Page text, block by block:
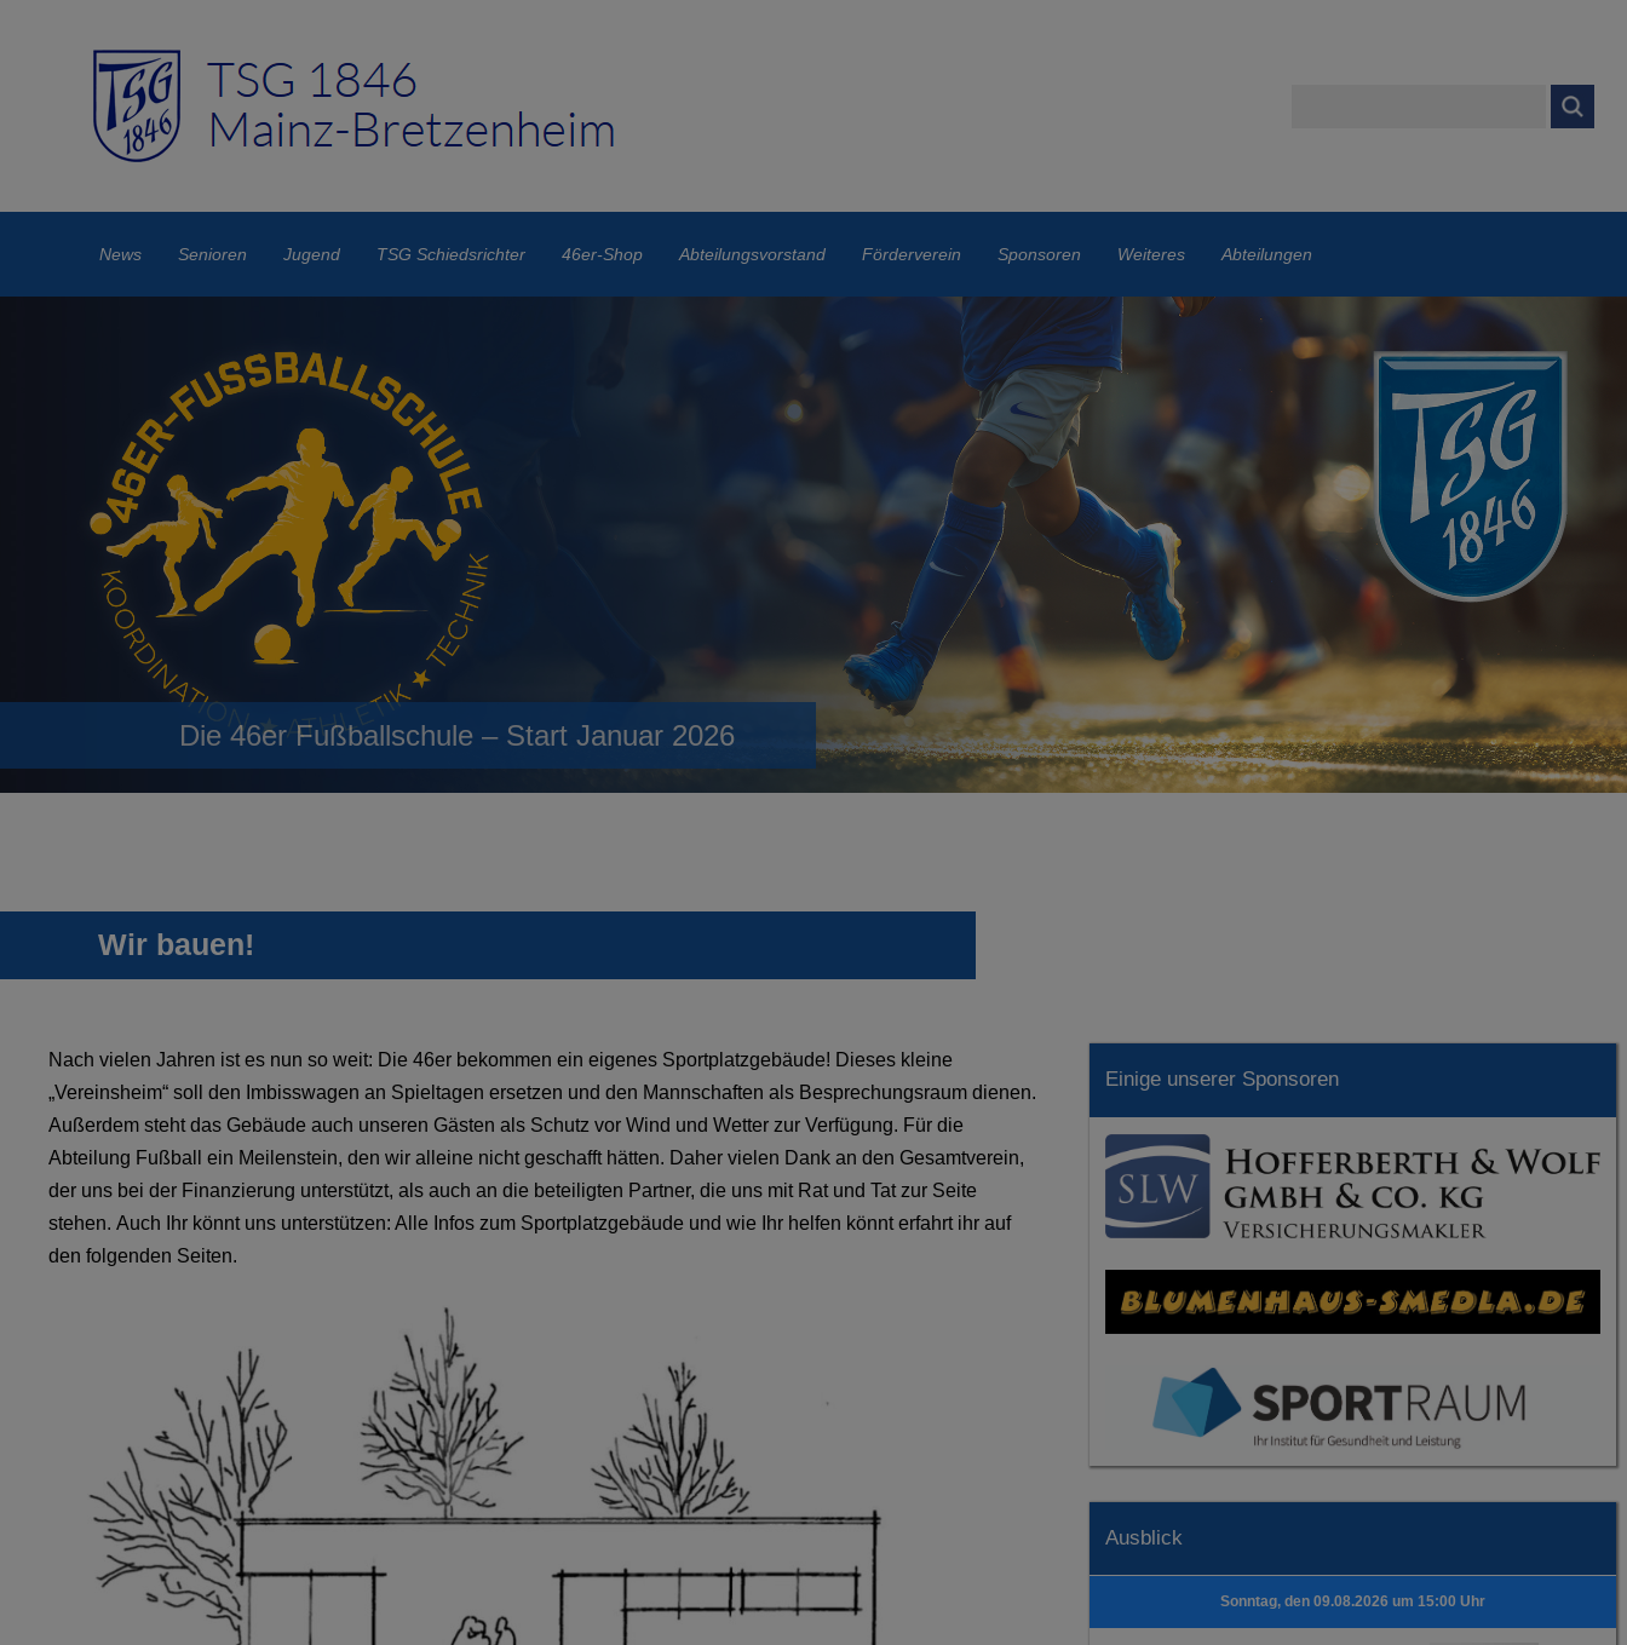
News Senioren Jugend TSG Schiedsrichter 46er-Shop Abteilungsvorstand Förderverein Sponsoren Weiteres Abteilungen
Die 46er Fußballschule – Start Januar 2026
Wir bauen!
Nach vielen Jahren ist es nun so weit: Die 46er bekommen ein eigenes Sportplatzgebäude! Dieses kleine
„Vereinsheim“ soll den Imbisswagen an Spieltagen ersetzen und den Mannschaften als Besprechungsraum dienen.
Außerdem steht das Gebäude auch unseren Gästen als Schutz vor Wind und Wetter zur Verfügung. Für die
Abteilung Fußball ein Meilenstein, den wir alleine nicht geschafft hätten. Daher vielen Dank an den Gesamtverein,
der uns bei der Finanzierung unterstützt, als auch an die beteiligten Partner, die uns mit Rat und Tat zur Seite
stehen. Auch Ihr könnt uns unterstützen: Alle Infos zum Sportplatzgebäude und wie Ihr helfen könnt erfahrt ihr auf
den folgenden Seiten.
Einige unserer Sponsoren
Ausblick
Sonntag, den 09.08.2026 um 15:00 Uhr